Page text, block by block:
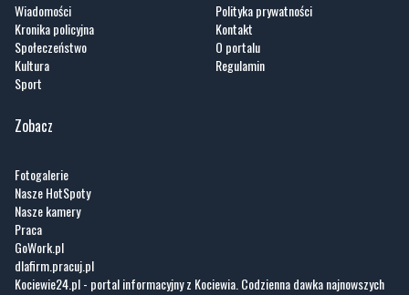
Wiadomości
Kronika policyjna
Społeczeństwo
Kultura
Sport
Polityka prywatności
Kontakt
O portalu
Regulamin
Zobacz
Fotogalerie
Nasze HotSpoty
Nasze kamery
Praca
GoWork.pl
dlafirm.pracuj.pl
Kociewie24.pl - portal informacyjny z Kociewia. Codzienna dawka najnowszych